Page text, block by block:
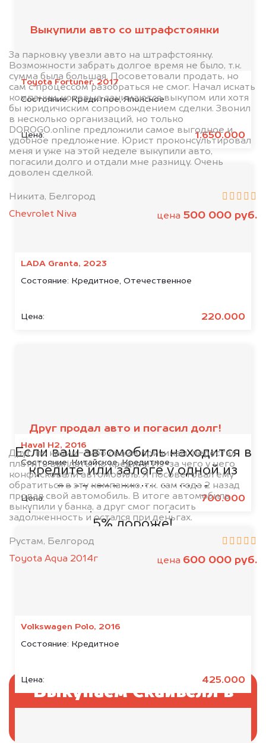
Toyota Fortuner, 2017
Состояние:Кредитное, Японское
Цена: 1.650.000
LADA Granta, 2023
Состояние: Кредитное, Отечественное
Цена: 220.000
Haval H2, 2016
Состояние:Китайское, Кредитное
Цена: 700.000
Volkswagen Polo, 2016
Состояние: Кредитное
Цена: 425.000
Выкупили авто со штрафстоянки
За парковку увезли авто на штрафстоянку.
Возможности забрать долгое время не было, т.к.
сумма была большая. Посоветовали продать, но
сам с процессом разобраться не смог. Начал искать
компании, которые занимаются выкупом или хотя
бы юридичиским сопровождением сделки. Звонил
в несколько организаций, но только
DOROGO.online предложили самое выгодное и
удобное предложение. Юрист проконсультировал
меня и уже на этой неделе выкупили авто,
погасили долго и отдали мне разницу. Очень
доволен сделкой.
Никита, Белгород
Chevrolet Niva
цена 500 000 руб.
Друг продал авто и погасил долг!
Друг, по каким-либо своим причинам, перестал
платить выплаты по кредиту. Из-за чего у него
конфисковали автомобиль. Я посоветовал ему
обратиться в эту компанию, т.к. сам года 2 назад
продал свой автомобиль. В итоге автомобиль
выкупили у банка, а друг смог погасить
задолженность и остался при деньгах.
Рустам, Белгород
Toyota Aqua 2014г
цена 600 000 руб.
банками
Если ваш автомобиль находится в
кредите или залоге у одной из
представленных ниже
организаций, то мы купим его на
5% дороже!
Выкупаем Скайвелл в